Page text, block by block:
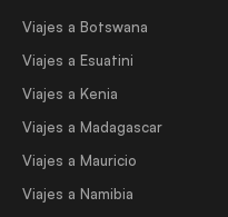
Viajes a Botswana
Viajes a Esuatini
Viajes a Kenia
Viajes a Madagascar
Viajes a Mauricio
Viajes a Namibia